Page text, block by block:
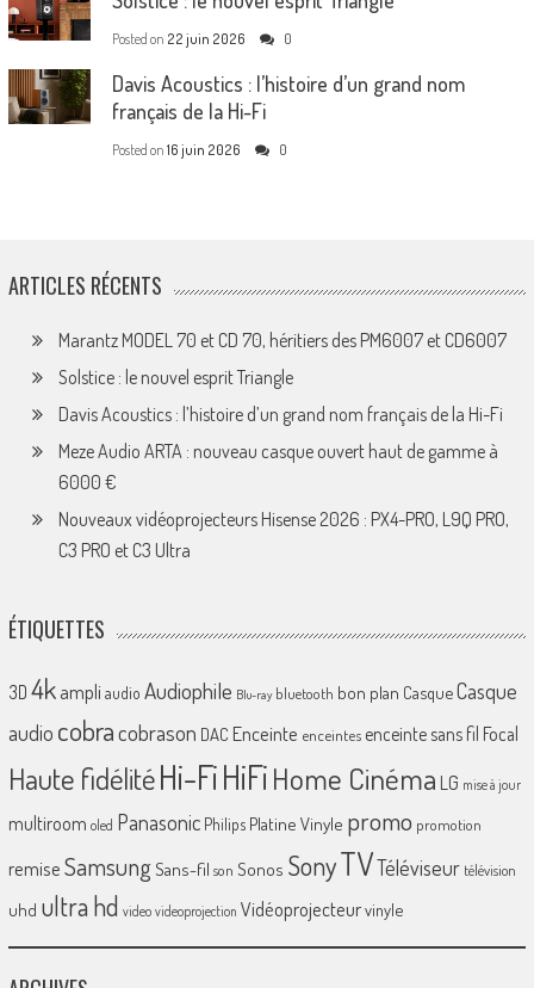
Posted on 22 juin 2026 0
Davis Acoustics : l’histoire d’un grand nom
français de la Hi-Fi
Posted on 16 juin 2026 0
ARTICLES RÉCENTS
Marantz MODEL 70 et CD 70, héritiers des PM6007 et CD6007
Solstice : le nouvel esprit Triangle
Davis Acoustics : l’histoire d’un grand nom français de la Hi-Fi
Meze Audio ARTA : nouveau casque ouvert haut de gamme à
6000 €
Nouveaux vidéoprojecteurs Hisense 2026 : PX4-PRO, L9Q PRO,
C3 PRO et C3 Ultra
ÉTIQUETTES
3D 4k ampliaudio Audiophile Blu-ray bluetooth bon plan CasqueCasque
audio cobracobrason DAC Enceinte enceintes enceinte sans fil Focal
Haute fidélitéHi-FiHiFiHome Cinéma LG mise à jour
multiroom oled Panasonic Philips Platine Vinyle promo promotion
remiseSamsungSans-fil son Sonos SonyTVTéléviseur télévision
uhd ultra hd video videoprojection Vidéoprojecteurvinyle